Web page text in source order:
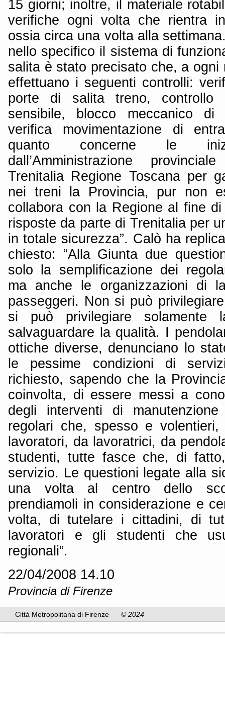
15 giorni; inoltre, il materiale
verifiche ogni volta che rientra
ossia circa una volta alla
nello specifico il sistema di
salita è stato precisato che, a ogni
effettuano i seguenti controlli:
porte di salita treno, controllo
sensibile, blocco meccanico
verifica movimentazione di
quanto concerne le
dall’Amministrazione
Trenitalia Regione Toscana per
nei treni la Provincia, pur non
collabora con la Regione al fine
risposte da parte di Trenitalia per
in totale sicurezza”. Calò ha
chiesto: “Alla Giunta due
solo la semplificazione dei
ma anche le organizzazioni di
passeggeri. Non si può
si può privilegiare solamente
salvaguardare la qualità. I
ottiche diverse, denunciano lo
le pessime condizioni di
richiesto, sapendo che la
coinvolta, di essere messi a
degli interventi di
regolari che, spesso e
lavoratori, da lavoratrici, da
studenti, tutte fasce che, di
servizio. Le questioni legate alla
una volta al centro dello
prendiamoli in considerazione e
volta, di tutelare i cittadini, di
lavoratori e gli studenti che
regionali”.
22/04/2008 14.10
Provincia di Firenze
Città Metropolitana di Firenze © 2024